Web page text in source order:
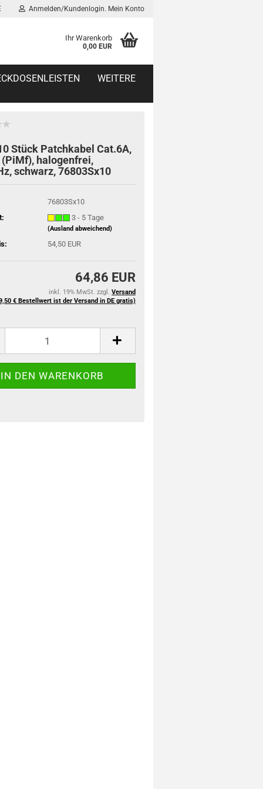
Anmelden/Kundenlogin. Mein Konto
Ihr Warenkorb
0,00 EUR
WEITERE
Stück Patchkabel Cat.6A,
(PiMf), halogenfrei,
schwarz, 76803Sx10
76803Sx10
3 - 5 Tage
(Ausland abweichend)
54,50 EUR
64,86 EUR
inkl. 19% MwSt. zzgl. Versand
€ Bestellwert ist der Versand in DE gratis)